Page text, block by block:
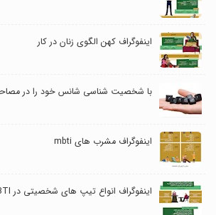
اینفوگراف کهن الگوی زنان در کار
با شخصیت شناسی شانس خود را در
اینفوگراف مشرب های mbti
اینفوگراف انواع تیپ های شخصیتی در MBTI